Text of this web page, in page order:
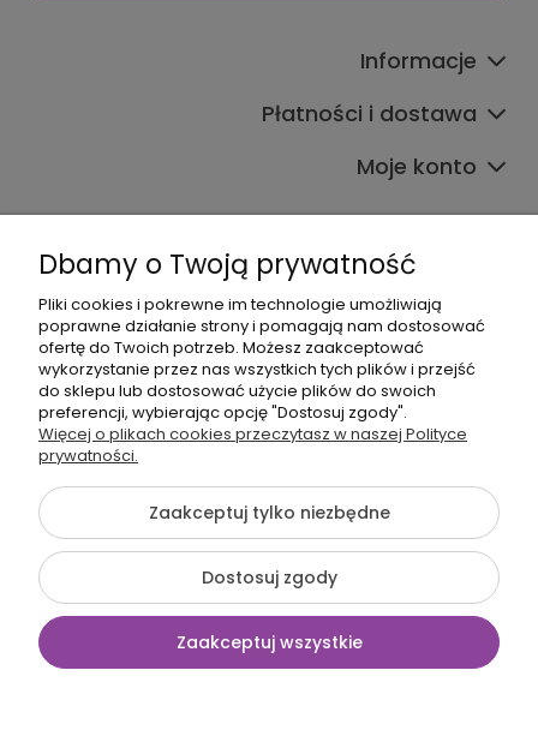
Informacje
Płatności i dostawa
Moje konto
608017795
bok@babymama.pl
Sklep dla dzieci - nazwa firmy:
Baby Shower Katarzyna Pawłowska
ul. Belgradzka 14
02-793 Warszawa, Polska
NIP: 526-230-67-54
©2026 Wszelkie Prawa Zastrzeżone | BabyMama.pl
Szablon Flex byEcommercy
Dbamy o Twoją prywatność
Pliki cookies i pokrewne im technologie umożliwiają
poprawne działanie strony i pomagają nam dostosować
ofertę do Twoich potrzeb. Możesz zaakceptować
wykorzystanie przez nas wszystkich tych plików i przejść
do sklepu lub dostosować użycie plików do swoich
preferencji, wybierając opcję "Dostosuj zgody".
Więcej o plikach cookies przeczytasz w naszej Polityce
prywatności.
Zaakceptuj tylko niezbędne
Dostosuj zgody
Zaakceptuj wszystkie